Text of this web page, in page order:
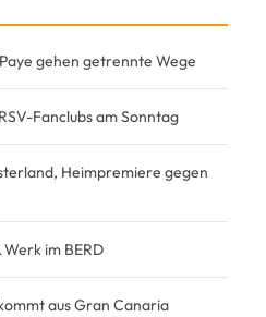
gehen getrennte Wege
Fanclubs am Sonntag
Heimpremiere gegen
Werk im BERD
aus Gran Canaria